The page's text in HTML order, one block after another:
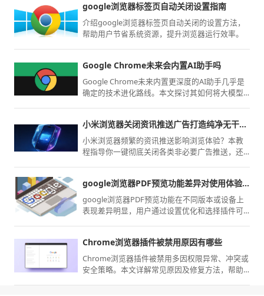
以让您的桌面始终保持整洁，从源头上建立起规
范的文件归档体系，大幅减少后续手动整理的工
作量。
google浏览器标签页自动关闭设置指南
介绍google浏览器标签页自动关闭的设置方法，
帮助用户节省系统资源，提升浏览器运行效率。
Google Chrome未来会内置AI助手吗
Google Chrome未来内置更深度的AI助手几乎是
确定的技术进化路线。本文探讨其如何将大模型
小米浏览器关闭资讯推送广告打造纯净无干扰浏览环境
小米浏览器频繁的资讯推送影响浏览体验？本教
程指导你一键彻底关闭各类非必要广告推送，还
google浏览器PDF预览功能差异对使用体验影响大吗
google浏览器PDF预览功能在不同版本或设备上
表现差异明显，用户通过设置优化和选择插件可
Chrome浏览器插件被禁用原因有哪些
Chrome浏览器插件被禁用多因权限异常、冲突或
安全策略。本文详解常见原因及修复方法，帮助